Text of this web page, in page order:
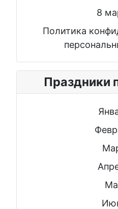
8
Политика
Праздники